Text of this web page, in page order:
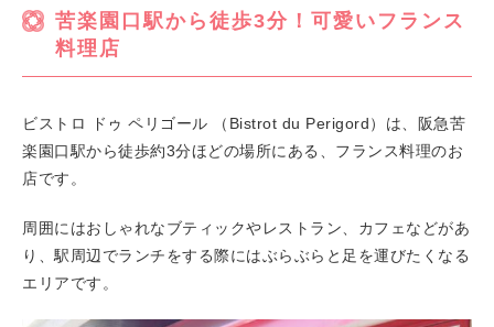
苦楽園口駅から徒歩3分！可愛いフランス
料理店
ビストロ ドゥ ペリゴール （Bistrot du Perigord）は、阪急苦
楽園口駅から徒歩約3分ほどの場所にある、フランス料理のお
店です。
周囲にはおしゃれなブティックやレストラン、カフェなどがあ
り、駅周辺でランチをする際にはぶらぶらと足を運びたくなる
エリアです。